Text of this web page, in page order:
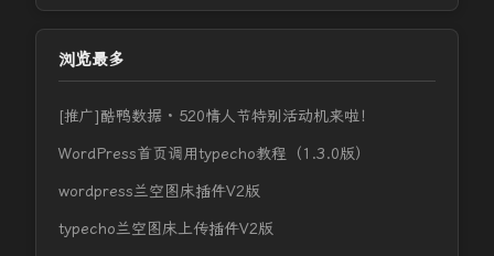
浏览最多
[推广]酷鸭数据 · 520情人节特别活动机来啦！
WordPress首页调用typecho教程（1.3.0版）
wordpress兰空图床插件V2版
typecho兰空图床上传插件V2版